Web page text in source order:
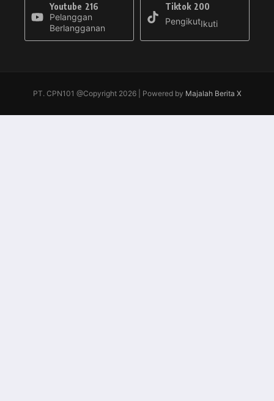
Youtube 216
Pelanggan
Berlangganan
Tiktok 200
PengikutIkuti
PT. CPN101 @Copyright 2026 | Powered by Majalah Berita X